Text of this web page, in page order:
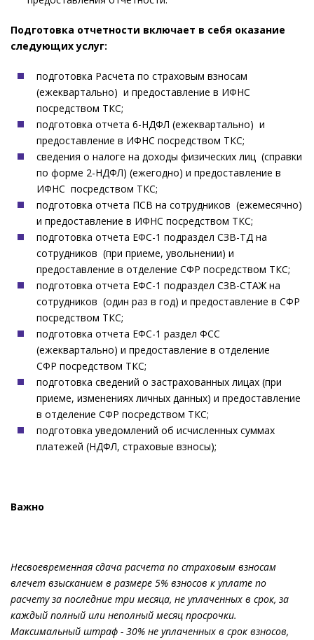
Подготовка отчетности включает в себя оказание
следующих услуг:
подготовка Расчета по страховым взносам
(ежеквартально) и предоставление в ИФНС
посредством ТКС;
подготовка отчета 6-НДФЛ (ежеквартально) и
предоставление в ИФНС посредством ТКС;
сведения о налоге на доходы физических лиц (справки
по форме 2-НДФЛ) (ежегодно) и предоставление в
ИФНС посредством ТКС;
подготовка отчета ПСВ на сотрудников (ежемесячно)
и предоставление в ИФНС посредством ТКС;
подготовка отчета ЕФС-1 подраздел СЗВ-ТД на
сотрудников (при приеме, увольнении) и
предоставление в отделение СФР посредством ТКС;
подготовка отчета ЕФС-1 подраздел СЗВ-СТАЖ на
сотрудников (один раз в год) и предоставление в СФР
посредством ТКС;
подготовка отчета ЕФС-1 раздел ФСС
(ежеквартально) и предоставление в отделение
СФР посредством ТКС;
подготовка сведений о застрахованных лицах (при
приеме, изменениях личных данных) и предоставление
в отделение СФР посредством ТКС;
подготовка уведомлений об исчисленных суммах
платежей (НДФЛ, страховые взносы);
Важно
Несвоевременная сдача расчета по страховым взносам
влечет взысканием в размере 5% взносов к уплате по
расчету за последние три месяца, не уплаченных в срок, за
каждый полный или неполный месяц просрочки.
Максимальный штраф - 30% не уплаченных в срок взносов,